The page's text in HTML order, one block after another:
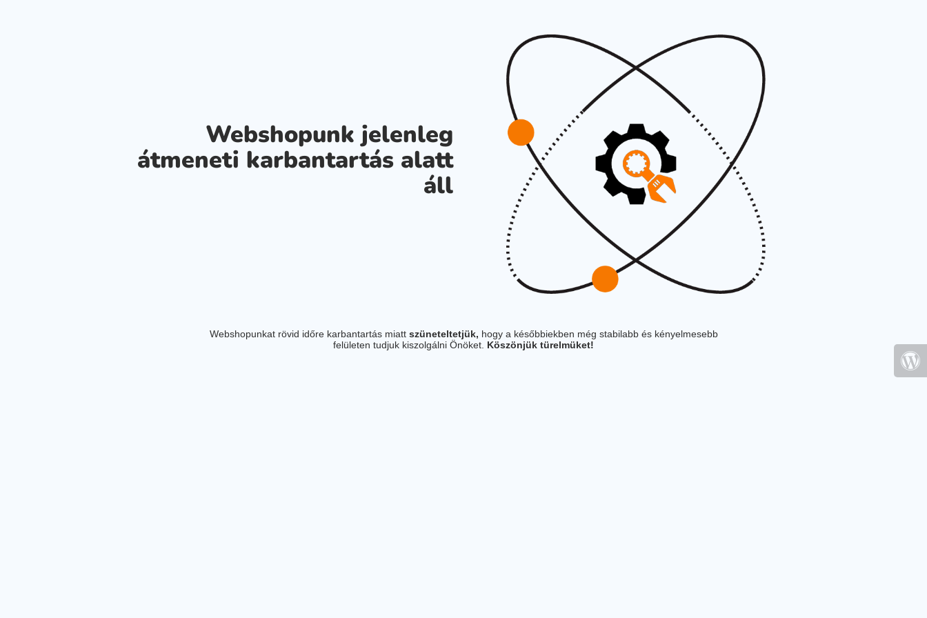
Webshopunk jelenleg
átmeneti karbantartás alatt
áll
Webshopunkat rövid időre karbantartás miatt szüneteltetjük, hogy a későbbiekben még stabilabb és kényelmesebb
felületen tudjuk kiszolgálni Önöket. Köszönjük türelmüket!